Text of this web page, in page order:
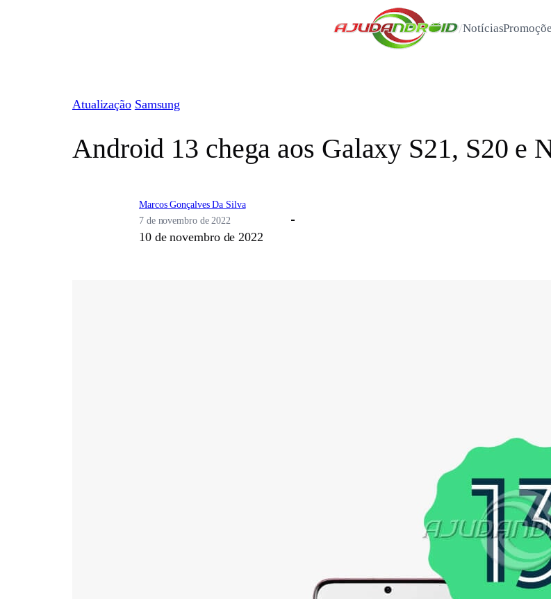
/Notícias
Atualização Samsung
Android 13 chega aos Galaxy S21, S20 e
Marcos Gonçalves Da Silva
7 de novembro de 2022
10 de novembro de 2022